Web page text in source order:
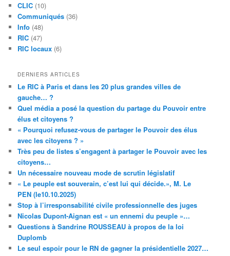
CLIC (10)
Communiqués (36)
Info (48)
RIC (47)
RIC locaux (6)
DERNIERS ARTICLES
Le RIC à Paris et dans les 20 plus grandes villes de
gauche… ?
Quel média a posé la question du partage du Pouvoir entre
élus et citoyens ?
« Pourquoi refusez-vous de partager le Pouvoir des élus
avec les citoyens ? »
Très peu de listes s’engagent à partager le Pouvoir avec les
citoyens…
Un nécessaire nouveau mode de scrutin législatif
« Le peuple est souverain, c’est lui qui décide.», M. Le
PEN (le10.10.2025)
Stop à l’irresponsabilité civile professionnelle des juges
Nicolas Dupont-Aignan est « un ennemi du peuple »…
Questions à Sandrine ROUSSEAU à propos de la loi
Duplomb
Le seul espoir pour le RN de gagner la présidentielle 2027…